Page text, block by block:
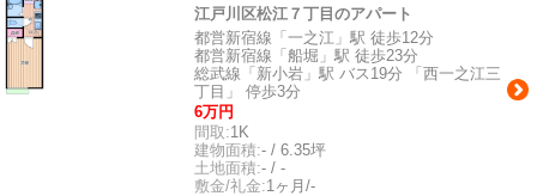
江戸川区松江７丁目のアパート
都営新宿線「一之江」駅 徒歩12分
都営新宿線「船堀」駅 徒歩23分
総武線「新小岩」駅 バス19分 「西一之江三
丁目」 停歩3分
6万円
間取:1K
建物面積:- / 6.35坪
土地面積:- / -
敷金/礼金:1ヶ月/-